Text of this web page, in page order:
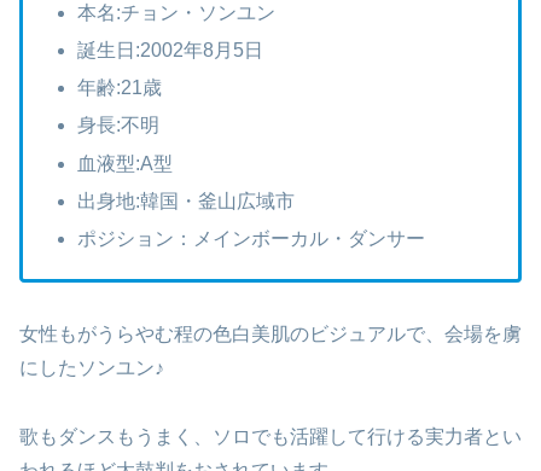
本名:チョン・ソンユン
誕生日:2002年8月5日
年齢:21歳
身長:不明
血液型:A型
出身地:韓国・釜山広域市
ポジション：メインボーカル・ダンサー
女性もがうらやむ程の色白美肌のビジュアルで、会場を虜
にしたソンユン♪
歌もダンスもうまく、ソロでも活躍して行ける実力者とい